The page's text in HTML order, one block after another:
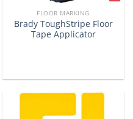
FLOOR MARKING
Brady ToughStripe Floor
Tape Applicator